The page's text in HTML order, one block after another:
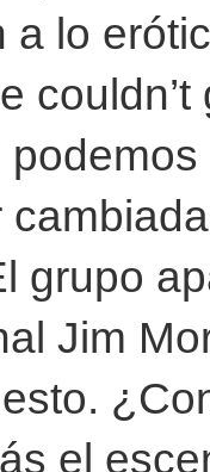
a lo
grupo
Jim
el